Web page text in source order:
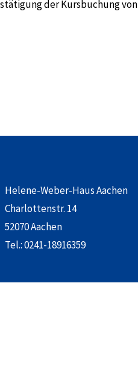
der Kursbuchung von
Helene-Weber-Haus Aachen
Charlottenstr. 14
52070 Aachen
Tel.:0241-18916359